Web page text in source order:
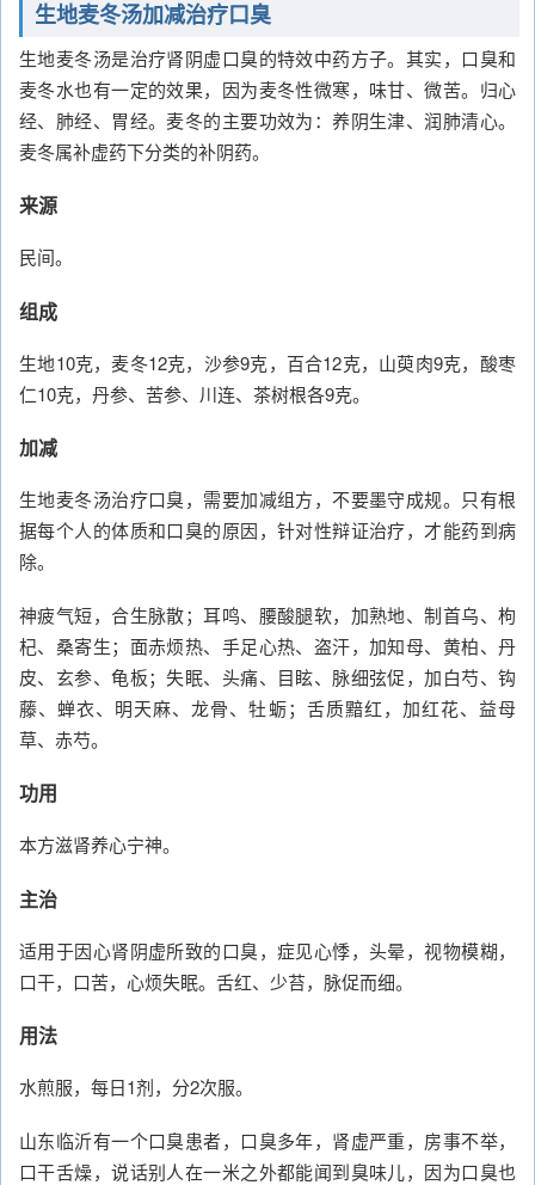
生地麦冬汤加减治疗口臭
生地麦冬汤是治疗肾阴虚口臭的特效中药方子。其实，口臭和
麦冬水也有一定的效果，因为麦冬性微寒，味甘、微苦。归心
经、肺经、胃经。麦冬的主要功效为：养阴生津、润肺清心。
麦冬属补虚药下分类的补阴药。
来源
民间。
组成
生地10克，麦冬12克，沙参9克，百合12克，山萸肉9克，酸枣
仁10克，丹参、苦参、川连、茶树根各9克。
加减
生地麦冬汤治疗口臭，需要加减组方，不要墨守成规。只有根
据每个人的体质和口臭的原因，针对性辩证治疗，才能药到病
除。
神疲气短，合生脉散；耳鸣、腰酸腿软，加熟地、制首乌、枸
杞、桑寄生；面赤烦热、手足心热、盗汗，加知母、黄柏、丹
皮、玄参、龟板；失眠、头痛、目眩、脉细弦促，加白芍、钩
藤、蝉衣、明天麻、龙骨、牡蛎；舌质黯红，加红花、益母
草、赤芍。
功用
本方滋肾养心宁神。
主治
适用于因心肾阴虚所致的口臭，症见心悸，头晕，视物模糊，
口干，口苦，心烦失眠。舌红、少苔，脉促而细。
用法
水煎服，每日1剂，分2次服。
山东临沂有一个口臭患者，口臭多年，肾虚严重，房事不举，
口干舌燥，说话别人在一米之外都能闻到臭味儿，因为口臭也